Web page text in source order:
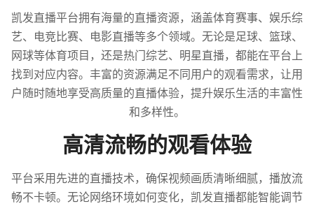
凯发直播平台拥有海量的直播资源，涵盖体育赛事、娱乐综
艺、电竞比赛、电影直播等多个领域。无论是足球、篮球、
网球等体育项目，还是热门综艺、明星直播，都能在平台上
找到对应内容。丰富的资源满足不同用户的观看需求，让用
户随时随地享受高质量的直播体验，提升娱乐生活的丰富性
和多样性。
高清流畅的观看体验
平台采用先进的直播技术，确保视频画质清晰细腻，播放流
畅不卡顿。无论网络环境如何变化，凯发直播都能智能调节